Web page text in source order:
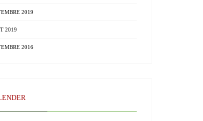
2019
2019
2016